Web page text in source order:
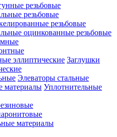
резьбовые
резьбовые
резьбовые
оцинкованные резьбовые
Заглушки
Элеваторы стальные
Уплотнительные
материалы